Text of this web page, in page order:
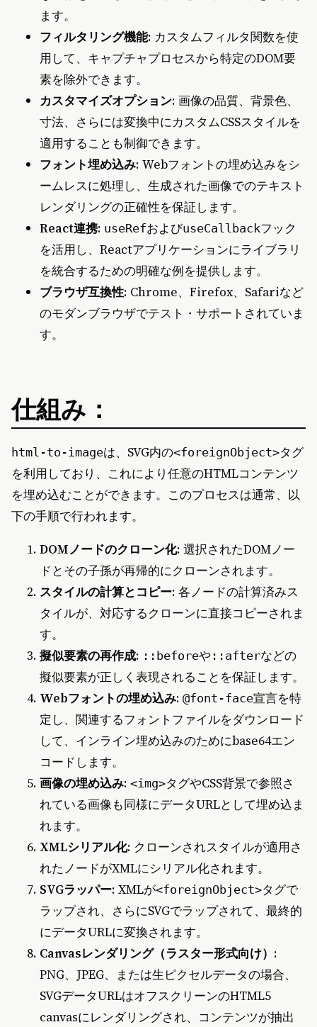
ます。
フィルタリング機能: カスタムフィルタ関数を使
用して、キャプチャプロセスから特定のDOM要
素を除外できます。
カスタマイズオプション: 画像の品質、背景色、
寸法、さらには変換中にカスタムCSSスタイルを
適用することも制御できます。
フォント埋め込み: Webフォントの埋め込みをシ
ームレスに処理し、生成された画像でのテキスト
レンダリングの正確性を保証します。
React連携: useRefおよびuseCallbackフック
を活用し、Reactアプリケーションにライブラリ
を統合するための明確な例を提供します。
ブラウザ互換性: Chrome、Firefox、Safariなど
のモダンブラウザでテスト・サポートされていま
す。
仕組み：
html-to-imageは、SVG内の<foreignObject>タグ
を利用しており、これにより任意のHTMLコンテンツ
を埋め込むことができます。このプロセスは通常、以
下の手順で行われます。
DOMノードのクローン化: 選択されたDOMノー
ドとその子孫が再帰的にクローンされます。
スタイルの計算とコピー: 各ノードの計算済みス
タイルが、対応するクローンに直接コピーされま
す。
擬似要素の再作成: ::beforeや ::afterなどの
擬似要素が正しく表現されることを保証します。
Webフォントの埋め込み: @font-face宣言を特
定し、関連するフォントファイルをダウンロード
して、インライン埋め込みのためにbase64エン
コードします。
画像の埋め込み: <img>タグやCSS背景で参照さ
れている画像も同様にデータURLとして埋め込ま
れます。
XMLシリアル化: クローンされスタイルが適用さ
れたノードがXMLにシリアル化されます。
SVGラッパー: XMLが<foreignObject>タグで
ラップされ、さらにSVGでラップされて、最終的
にデータURLに変換されます。
Canvasレンダリング（ラスター形式向け） :
PNG、JPEG、または生ピクセルデータの場合、
SVGデータURLはオフスクリーンのHTML5
canvasにレンダリングされ、コンテンツが抽出